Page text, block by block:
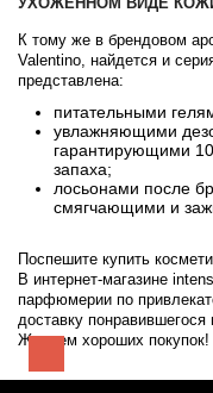
К тому же в брендовом
Valentino, найдется и
представлена:
питательными
увлажняющими
гарантирующими
запаха;
лосьонами после
смягчающими и
Поспешите купить
В интернет-магазине
парфюмерии по
доставку
Желаем хороших покупок!